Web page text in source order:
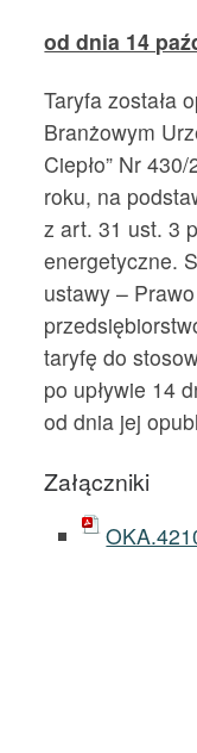
od dnia 14
Taryfa została
Branżowym
Ciepło” Nr
roku, na
z art. 31 ust. 3
energetyczne.
ustawy –
taryfę do
po upływie 14
od dnia jej
Załączniki